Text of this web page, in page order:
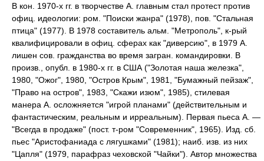
В кон. 1970-х гг. в творчестве А. главным стал протест против
офиц. идеологии: ром. "Поиски жанра" (1978), пов. "Стальная
птица" (1977). В 1978 составитель альм. "Метрополь", к-рый
квалифицировали в офиц. сферах как "диверсию", в 1979 А.
лишен сов. гражданства во время загран. командировки. В
произв., опубл. в 1980-х гг. в США ("Золотая наша железка",
1980, "Ожог", 1980, "Остров Крым", 1981, "Бумажный пейзаж",
"Право на остров", 1983, "Скажи изюм", 1985), стилевая
манера А. осложняется "игрой планами" (действительным и
фантастическим, реальным и ирреальным). Первая пьеса А. —
"Всегда в продаже" (пост. т-ром "Современник", 1965). Изд. сб.
пьес "Аристофаниада с лягушками" (1981); наиб. изв. из них
"Цапля" (1979, парафраз чеховской "Чайки"). Автор множества